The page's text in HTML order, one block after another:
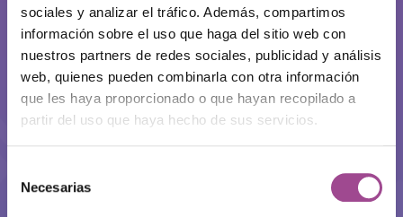
sociales y analizar el tráfico. Además, compartimos
información sobre el uso que haga del sitio web con
nuestros partners de redes sociales, publicidad y análisis
web, quienes pueden combinarla con otra información
que les haya proporcionado o que hayan recopilado a
partir del uso que haya hecho de sus servicios.
Necesarias